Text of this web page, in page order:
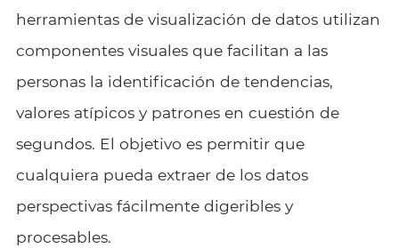
herramientas de visualización de datos utilizan
componentes visuales que facilitan a las
personas la identificación de tendencias,
valores atípicos y patrones en cuestión de
segundos. El objetivo es permitir que
cualquiera pueda extraer de los datos
perspectivas fácilmente digeribles y
procesables.